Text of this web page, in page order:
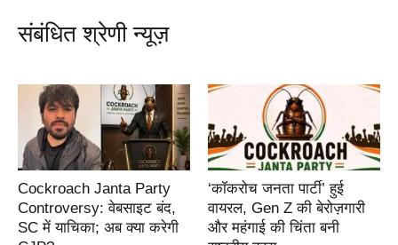
संबंधित श्रेणी न्यूज़
Cockroach Janta Party
Controversy: वेबसाइट बंद,
SC में याचिका; अब क्या करेगी
‘कॉकरोच जनता पार्टी’ हुई
वायरल, Gen Z की बेरोज़गारी
और महंगाई की चिंता बनी